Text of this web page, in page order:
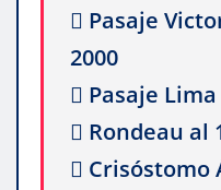
 Pasaje
2000
 Pasaje
 Rondeau al
 Crisóstomo